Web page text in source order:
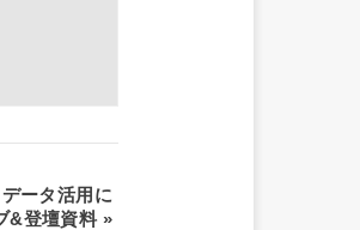
ータ活用に
&登壇資料 »